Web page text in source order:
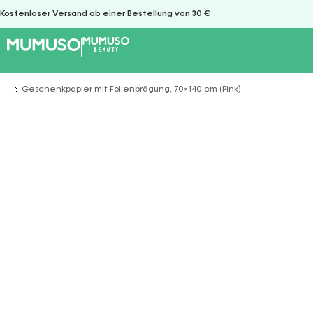
Kostenloser Versand ab einer Bestellung von 30 €
Sie befinden sich hier:
Geschenkpapier mit Folienprägung, 70×140 cm (Pink)